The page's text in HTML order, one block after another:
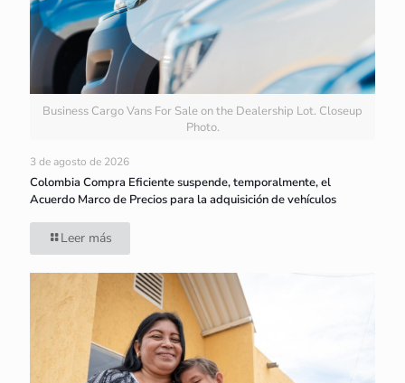
Business Cargo Vans For Sale on the Dealership Lot. Closeup
Photo.
3 de agosto de 2026
Colombia Compra Eficiente suspende, temporalmente, el
Acuerdo Marco de Precios para la adquisición de vehículos
Leer más